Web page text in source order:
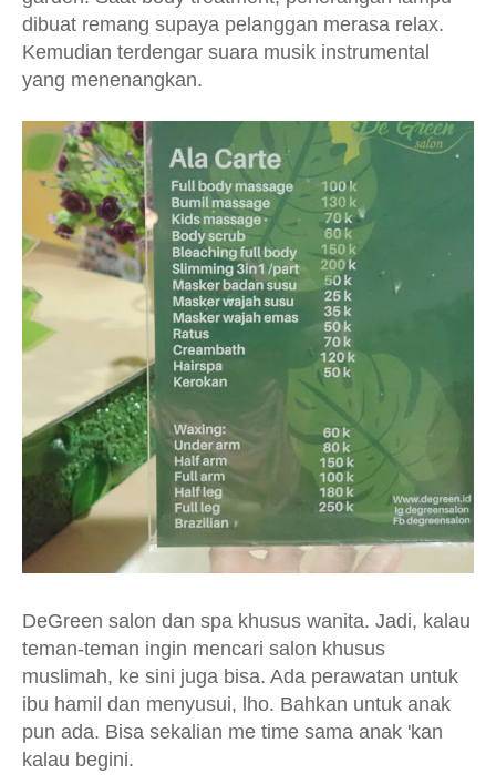
dibuat remang supaya pelanggan merasa relax.
Kemudian terdengar suara musik instrumental
yang menenangkan.
DeGreen salon dan spa khusus wanita. Jadi, kalau
teman-teman ingin mencari salon khusus
muslimah, ke sini juga bisa. Ada perawatan untuk
ibu hamil dan menyusui, lho. Bahkan untuk anak
pun ada. Bisa sekalian me time sama anak 'kan
kalau begini.